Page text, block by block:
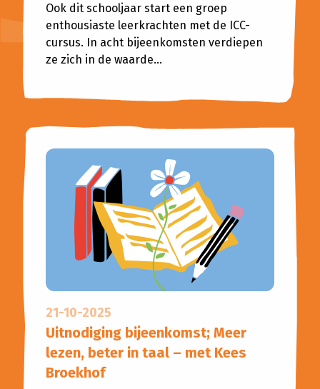
Ook dit schooljaar start een groep
enthousiaste leerkrachten met de ICC-
cursus. In acht bijeenkomsten verdiepen
ze zich in de waarde...
21-10-2025
Uitnodiging bijeenkomst; Meer
lezen, beter in taal – met Kees
Broekhof